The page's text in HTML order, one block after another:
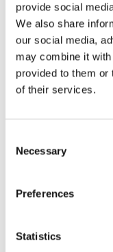
provide social
We also share
our social media,
may combine it
provided to them or
of their services.
Selection
Necessary
Preferences
Statistics
Χρησιμοποιήστε το
του δακτύλου σας
Τοποθετήστε τον
βλέπει προς το χαρτί
μέρος του σκαρφιστήρα